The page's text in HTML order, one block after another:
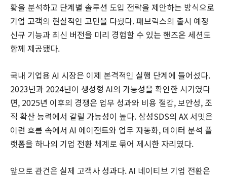
황을 분석하고 단계별 솔루션 도입 전략을 제안하는 방식으로
기업 고객의 현실적인 고민을 다뤘다. 패브릭스의 출시 예정
신규 기능과 최신 버전을 미리 경험할 수 있는 핸즈온 세션도
함께 제공됐다.
국내 기업용 AI 시장은 이제 본격적인 실행 단계에 들어섰다.
2023년과 2024년이 생성형 AI의 가능성을 확인한 시기였다
면, 2025년 이후의 경쟁은 업무 성과와 비용 절감, 보안성, 조
직 확산 능력에서 갈릴 가능성이 높다. 삼성SDS의 AX 서밋은
이런 흐름 속에서 AI 에이전트와 업무 자동화, 데이터 분석 플
랫폼을 하나의 기업 전환 체계로 묶어 제시한 자리였다.
앞으로 관건은 실제 고객사 성과다. AI 네이티브 기업 전환은